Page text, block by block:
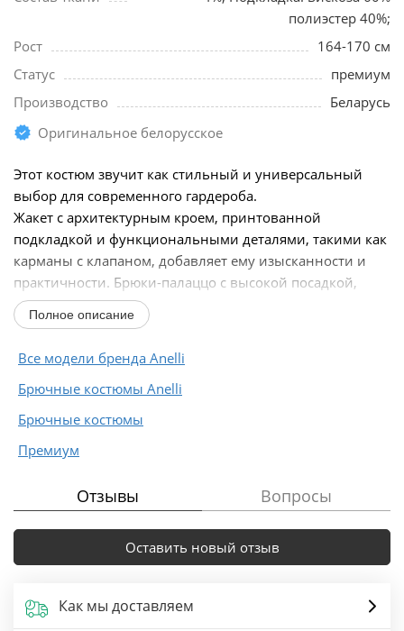
полиэстер 40%;
Рост
164-170 см
Статус
премиум
Производство
Беларусь
Оригинальное белорусское
Этот костюм звучит как стильный и универсальный
выбор для современного гардероба.
Жакет с архитектурным кроем, принтованной
подкладкой и функциональными деталями, такими как
карманы с клапаном, добавляет ему изысканности и
практичности. Брюки-палаццо с высокой посадкой,
мягкими складками...
Полное описание
Все модели бренда Anelli
Брючные костюмы Anelli
Брючные костюмы
Премиум
Отзывы Вопросы
Оставить новый отзыв
Как мы доставляем